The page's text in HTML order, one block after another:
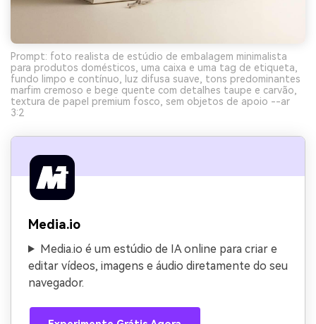
Prompt: foto realista de estúdio de embalagem minimalista
para produtos domésticos, uma caixa e uma tag de etiqueta,
fundo limpo e contínuo, luz difusa suave, tons predominantes
marfim cremoso e bege quente com detalhes taupe e carvão,
textura de papel premium fosco, sem objetos de apoio --ar
3:2
Media.io
Media.io é um estúdio de IA online para criar e
editar vídeos, imagens e áudio diretamente do seu
navegador.